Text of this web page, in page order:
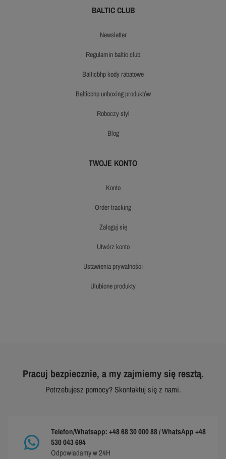
BALTIC CLUB
newsletter
regulamin baltic club
balticbhp kody rabatowe
balticbhp unboxing produktów
roboczy styl
blog
TWOJE KONTO
konto
order tracking
zaloguj się
utwórz konto
ustawienia prywatności
ulubione produkty
Pracuj bezpiecznie, a my zajmiemy się resztą.
Potrzebujesz pomocy? Skontaktuj się z nami.
Telefon/Whatsapp: +48 68 30 000 88 / WhatsApp +48
530 043 694
Odpowiadamy w 24H